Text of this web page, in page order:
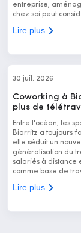
entreprise,
chez soi peut
Lire plus
30 juil. 2026
Coworking à
plus de
Entre l'océan, les
Biarritz a toujours
elle séduit un
généralisation du
salariés à distance
comme base de
Lire plus